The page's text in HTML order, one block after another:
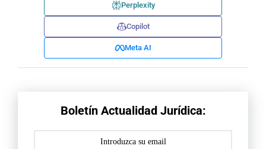
Perplexity
Copilot
Meta AI
Boletín Actualidad Jurídica: